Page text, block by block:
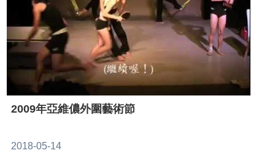
2009年亞維儂外圍藝術節
2018-05-14